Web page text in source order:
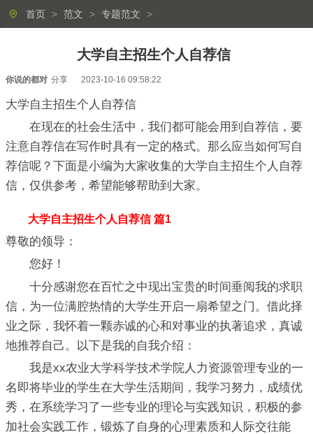
首页 > 范文 > 专题范文 >
大学自主招生个人自荐信
你说的都对 分享 2023-10-16 09:58:22
大学自主招生个人自荐信
在现在的社会生活中，我们都可能会用到自荐信，要
注意自荐信在写作时具有一定的格式。那么应当如何写自
荐信呢？下面是小编为大家收集的大学自主招生个人自荐
信，仅供参考，希望能够帮助到大家。
大学自主招生个人自荐信 篇1
尊敬的领导：
您好！
十分感谢您在百忙之中现出宝贵的时间垂阅我的求职
信，为一位满腔热情的大学生开启一扇希望之门。借此择
业之际，我怀着一颗赤诚的心和对事业的执著追求，真诚
地推荐自己。以下是我的自我介绍：
我是xx农业大学科学技术学院人力资源管理专业的一
名即将毕业的学生在大学生活期间，我学习努力，成绩优
秀，在系统学习了一些专业的理论与实践知识，积极的参
加社会实践工作，锻炼了自身的心理素质和人际交往能